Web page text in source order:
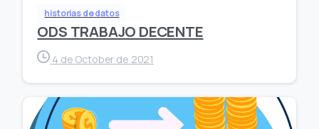
historias de datos
ODS TRABAJO DECENTE
4 de October de 2021